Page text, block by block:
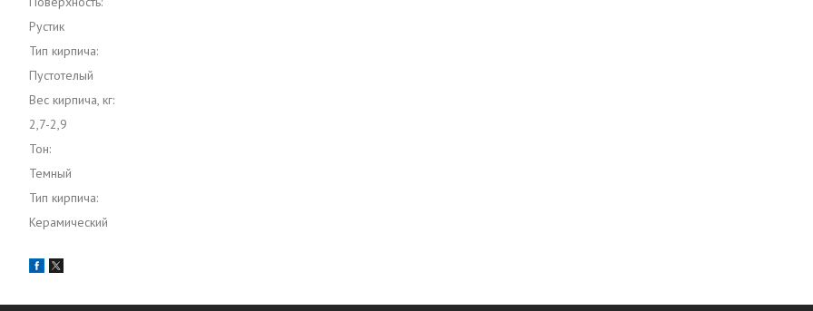
Рустик
Тип кирпича:
Пустотелый
Вес кирпича, кг:
2,7-2,9
Тон:
Темный
Тип кирпича:
Керамический